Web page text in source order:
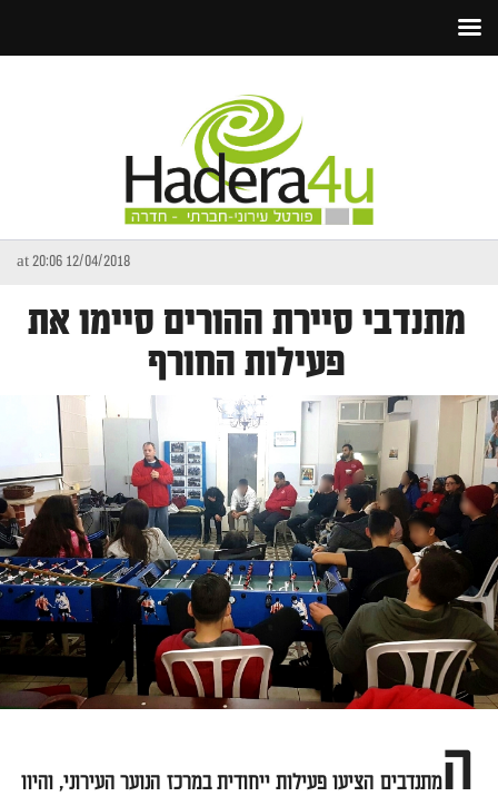
12/04/2018 at 20:06
מתנדבי סיירת ההורים סיימו את
פעילות החורף
המתנדבים הציעו פעילות ייחודית במרכז הנוער העירוני, והיוו